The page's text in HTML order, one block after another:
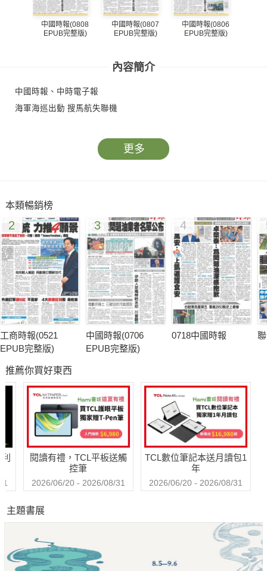
中國時報(0808
EPUB完整版)
中國時報(0807
EPUB完整版)
中國時報(0806
EPUB完整版)
內容簡介
中國時報、中時電子報
海軍海巡出動 搜馬航失聯機
更多
本類暢銷榜
2
工商時報(0521
EPUB完整版)
3
中國時報(0706
EPUB完整版)
4
0718中國時報
推薦你買好東西
閱讀有禮，TCL平板送觸
控筆
2026/06/20 - 2026/08/31
TCL數位筆記本送月讀包1
年
2026/06/20 - 2026/08/31
主題書展